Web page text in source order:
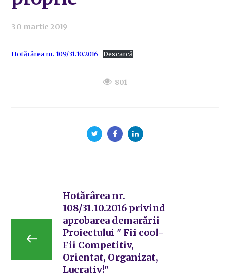
30 martie 2019
Hotărârea nr. 109/31.10.2016 Descarcă
801
Hotărârea nr.
108/31.10.2016 privind
aprobarea demarării
Proiectului " Fii cool-
Fii Competitiv,
Orientat, Organizat,
Lucrativ!"